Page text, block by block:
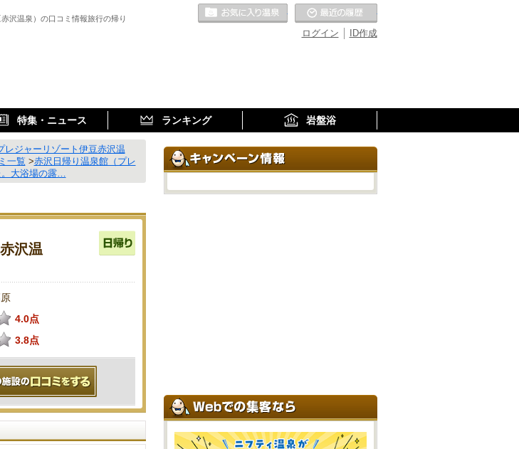
沢温泉）の口コミ情報旅行の帰り
ID作成
ログイン
お気に入りの温泉
特集・ニュース ランキング 岩盤浴
レジャーリゾート伊豆赤沢温
一覧 >赤沢日帰り温泉館（プレ
。大浴場の露…
沢温
4.0点
3.8点